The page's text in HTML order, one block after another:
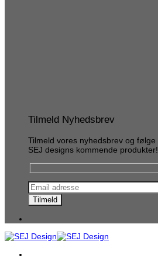
Tilmeld Nyhedsbrev
Tilmeld vores nyhedsbrev og følge
SEJ designs kommende produkter!